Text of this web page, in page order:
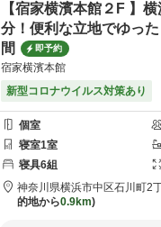
【宿家横濱本館２F 】
分！便利な立地でゆっ
間
即予約
宿家横濱本館
新型コロナウイルス対策あり
個室
寝室1室
寝具6組
神奈川県横浜市中区石川町2
的地から0.9km